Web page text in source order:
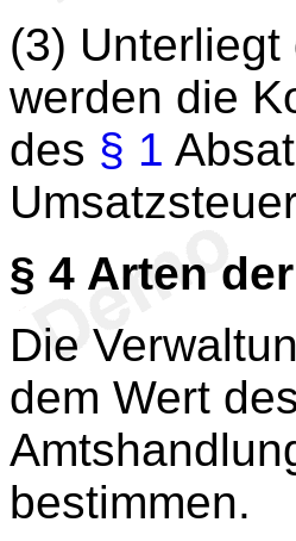
(3)
werden die
des § 1
§ 4 Arten
Die
dem Wert
bestimmen.